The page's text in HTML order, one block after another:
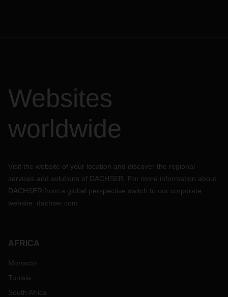
Websites
worldwide
Visit the website of your location and discover the regional
services and solutions of DACHSER. For more information about
DACHSER from a global perspective switch to our corporate
website: dachser.com
AFRICA
Morocco
Tunisia
South Africa